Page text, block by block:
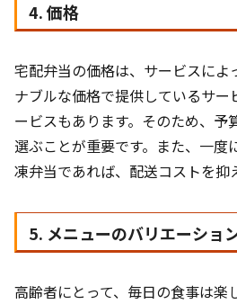
4. 価格
宅配弁当の価格は、サービスによ
ナブルな価格で提供しているサ
ービスもあります。そのため、予
選ぶことが重要です。また、一度
凍弁当であれば、配送コストを抑
5. メニューのバリエーショ
高齢者にとって、毎日の食事は楽